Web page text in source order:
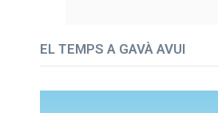
EL TEMPS A GAVÀ AVUI